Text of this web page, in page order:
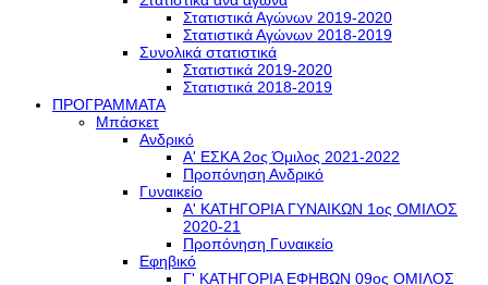
Στατιστικά Αγώνων 2019-2020
Στατιστικά Αγώνων 2018-2019
Συνολικά στατιστικά
Στατιστικά 2019-2020
Στατιστικά 2018-2019
ΠΡΟΓΡΑΜΜΑΤΑ
Μπάσκετ
Ανδρικό
Α' ΕΣΚΑ 2ος Όμιλος 2021-2022
Προπόνηση Ανδρικό
Γυναικείο
Α' ΚΑΤΗΓΟΡΙΑ ΓΥΝΑΙΚΩΝ 1ος ΟΜΙΛΟΣ
2020-21
Προπόνηση Γυναικείο
Εφηβικό
Γ' ΚΑΤΗΓΟΡΙΑ ΕΦΗΒΩΝ 09ος ΟΜΙΛΟΣ